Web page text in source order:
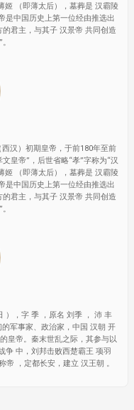
姬 （即薄太后），墓葬是 汉霸陵
是中国历史上第一位经由推选出
君主，与其子 汉景帝 共同创造
汉）初期皇帝，于前180年至前
皇帝”，后世省略“孝”字称为“汉
姬 （即薄太后），墓葬是 汉霸陵
是中国历史上第一位经由推选出
君主，与其子 汉景帝 共同创造
），字 季 ，原名 刘季 ， 沛 丰
军事家、政治家，中国 汉朝 开
皇帝。秦末世乱之际，其参与以
争 中，刘邦击败西楚霸王 项羽
帝 ，定都长安，建立 汉王朝 。